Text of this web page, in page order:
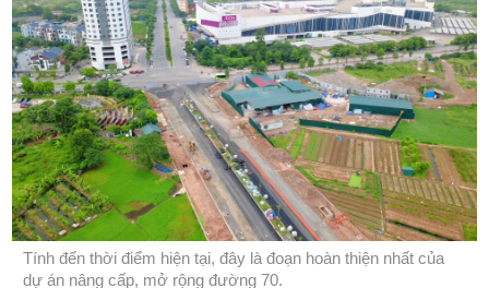
Tính đến thời điểm hiện tại, đây là đoạn hoàn thiện nhất của
dự án nâng cấp, mở rộng đường 70.